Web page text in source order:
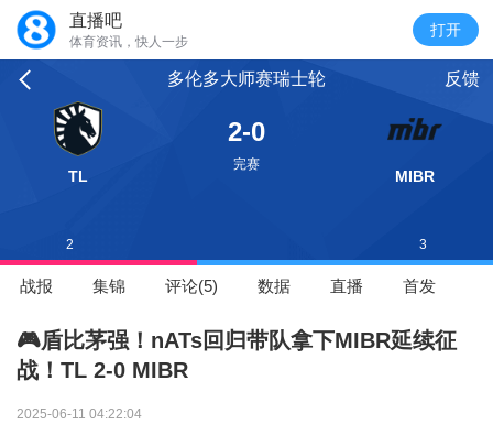
直播吧
体育资讯，快人一步
多伦多大师赛瑞士轮 反馈
TL
2-0
完赛
MIBR
2 3
战报 集锦 评论(5) 数据 直播 首发
🎮盾比茅强！nATs回归带队拿下MIBR延续征
战！TL 2-0 MIBR
2025-06-11 04:22:04